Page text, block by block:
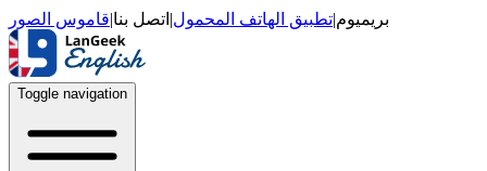
بريميوم|تطبيق الهاتف المحمول| اتصل بنا|قاموس الصور
Toggle navigation